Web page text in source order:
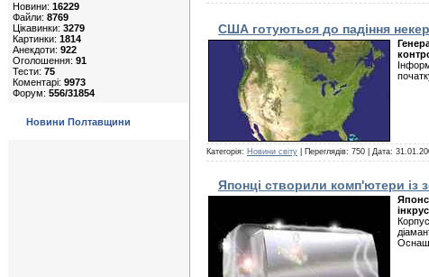
Новини: 16229
Файли: 8769
Цікавинки: 3279
Картинки: 1814
Анекдоти: 922
Оголошення: 91
Тести: 75
Коментарі: 9973
Форум: 556/31854
Новини Полтавщини
США готуються до падіння
Категорія: Новини світу | Переглядів: 750 | Дата:
Японці створили комп'ютери із